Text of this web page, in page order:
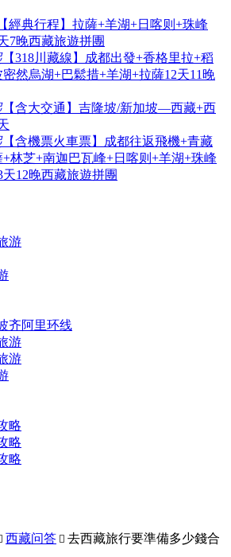
經典行程】拉薩+羊湖+日喀则+珠峰
7晚西藏旅遊拼團
【318川藏線】成都出發+香格里拉+稻
然烏湖+巴鬆措+羊湖+拉薩12天11晚
【含大交通】吉隆坡/新加坡—西藏+西
【含機票火車票】成都往返飛機+青藏
林芝+南迦巴瓦峰+日喀则+羊湖+珠峰
12晚西藏旅遊拼團
游
齐阿里环线
游
游
略
略
略
西藏问答  去西藏旅行要準備多少錢合